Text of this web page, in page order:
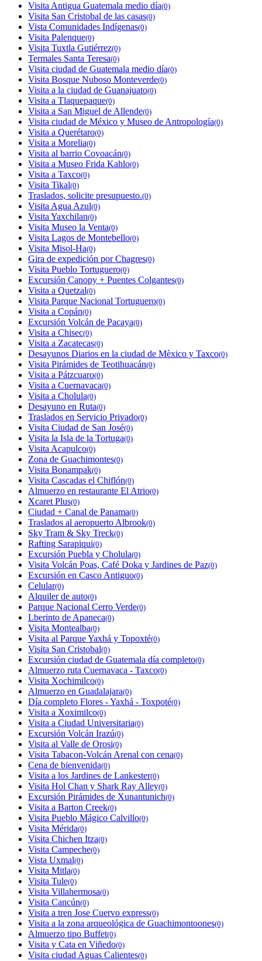
Visita Antigua Guatemala medio día(0)
Visita San Cristobal de las casas(0)
Vista Comunidades Indígenas(0)
Visita Palenque(0)
Visita Tuxtla Gutiérrez(0)
Termales Santa Teresa(0)
Visita ciudad de Guatemala medio día(0)
Visita Bosque Nuboso Monteverde(0)
Visita a la ciudad de Guanajuato(0)
Visita a Tlaquepaque(0)
Visita a San Miguel de Allende(0)
Visita ciudad de México y Museo de Antropología(0)
Visita a Querétaro(0)
Visita a Morelia(0)
Visita al barrio Coyoacán(0)
Visita a Museo Frida Kahlo(0)
Visita a Taxco(0)
Visita Tikal(0)
Traslados, solicite presupuesto.(0)
Visita Agua Azul(0)
Visita Yaxchilan(0)
Visita Museo la Venta(0)
Visita Lagos de Montebello(0)
Visita Misol-Ha(0)
Gira de expedición por Chagres(0)
Visita Pueblo Tortuguero(0)
Excursión Canopy + Puentes Colgantes(0)
Visita a Quetzal(0)
Visita Parque Nacional Tortuguero(0)
Visita a Copán(0)
Excursión Volcán de Pacaya(0)
Visita a Chisec(0)
Visita a Zacatecas(0)
Desayunos Diarios en la ciudad de Mèxico y Taxco(0)
Visita Pirámides de Teotihuacán(0)
Visita a Pátzcuaro(0)
Visita a Cuernavaca(0)
Visita a Cholula(0)
Desayuno en Ruta(0)
Traslados en Servicio Privado(0)
Visita Ciudad de San José(0)
Visita la Isla de la Tortuga(0)
Visita Acapulco(0)
Zona de Guachimontes(0)
Visita Bonampak(0)
Visita Cascadas el Chiflón(0)
Almuerzo en restaurante El Atrio(0)
Xcaret Plus(0)
Ciudad + Canal de Panama(0)
Traslados al aeropuerto Albrook(0)
Sky Tram & Sky Treck(0)
Rafting Sarapiqui(0)
Excursión Puebla y Cholula(0)
Visita Volcán Poas, Café Doka y Jardines de Paz(0)
Excursión en Casco Antiguo(0)
Celular(0)
Alquiler de auto(0)
Parque Nacional Cerro Verde(0)
Lberinto de Apaneca(0)
Visita Montealba(0)
Visita al Parque Yaxhá y Topoxté(0)
Visita San Cristobal(0)
Excursión ciudad de Guatemala día completo(0)
Almuerzo ruta Cuernavaca - Taxco(0)
Visita Xochimilco(0)
Almuerzo en Guadalajara(0)
Día completo Flores - Yaxhá - Toxpoté(0)
Visita a Xoximilco(0)
Visita a Ciudad Universitaria(0)
Excursión Volcán Irazú(0)
Visita al Valle de Orosi(0)
Visita Tabacon-Volcán Arenal con cena(0)
Cena de bienvenida(0)
Visita a los Jardines de Lankester(0)
Visita Hol Chan y Shark Ray Alley(0)
Excursión Pirámides de Xunantunich(0)
Visita a Barton Creek(0)
Visita Pueblo Mágico Calvillo(0)
Visita Mérida(0)
Visita Chichen Itza(0)
Visita Campeche(0)
Vista Uxmal(0)
Visita Mitla(0)
Visita Tule(0)
Visita Villahermosa(0)
Visita Cancún(0)
Visita a tren Jose Cuervo express(0)
Visita a la zona arqueológica de Guachimontoones(0)
Almuerzo tipo Buffet(0)
Visita y Cata en Viñedo(0)
Visita ciudad Aguas Calientes(0)